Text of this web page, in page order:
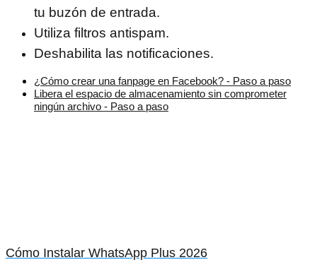
tu buzón de entrada.
Utiliza filtros antispam.
Deshabilita las notificaciones.
¿Cómo crear una fanpage en Facebook? - Paso a paso
Libera el espacio de almacenamiento sin comprometer
ningún archivo - Paso a paso
Cómo Instalar WhatsApp Plus 2026